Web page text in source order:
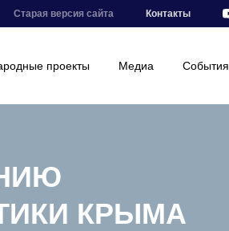
Старая версия сайта Контакты
проекты Медиа События
КРЫМА